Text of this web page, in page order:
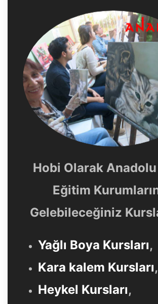
Hobi Olarak
Eğitim
Gelebileceğiniz
Yağlı Boya Kursları,
Kara kalem Kursları,
Heykel Kursları,